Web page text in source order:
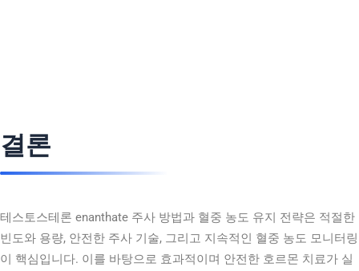
결론
테스토스테론 enanthate 주사 방법과 혈중 농도 유지 전략은 적절한
빈도와 용량, 안전한 주사 기술, 그리고 지속적인 혈중 농도 모니터링
이 핵심입니다. 이를 바탕으로 효과적이며 안전한 호르몬 치료가 실